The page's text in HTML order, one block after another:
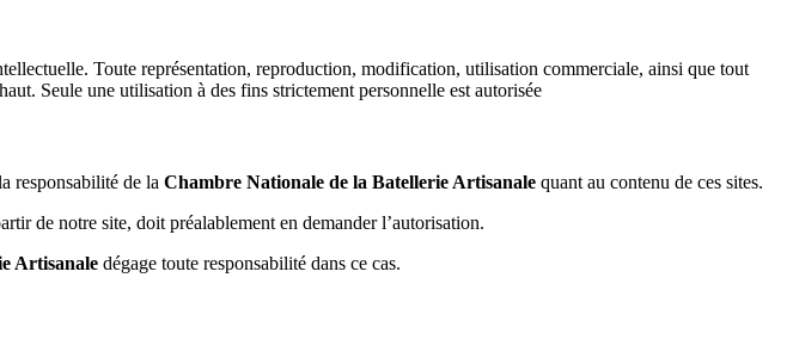
Toute représentation, reproduction, modification, utilisation commerciale, ainsi que tout
Seule une utilisation à des fins strictement personnelle est autorisée
responsabilité de la Chambre Nationale de la Batellerie Artisanale quant au contenu de ces sites.
de notre site, doit préalablement en demander l’autorisation.
Artisanale dégage toute responsabilité dans ce cas.